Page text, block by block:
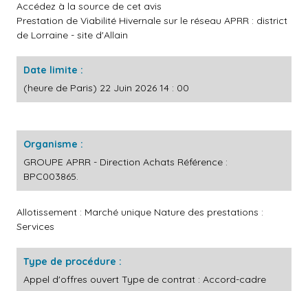
Accédez à la source de cet avis
Prestation de Viabilité Hivernale sur le réseau APRR : district
de Lorraine - site d'Allain
Date limite :
(heure de Paris) 22 Juin 2026 14 : 00
Organisme :
GROUPE APRR - Direction Achats Référence :
BPC003865.
Allotissement : Marché unique Nature des prestations :
Services
Type de procédure :
Appel d'offres ouvert Type de contrat : Accord-cadre